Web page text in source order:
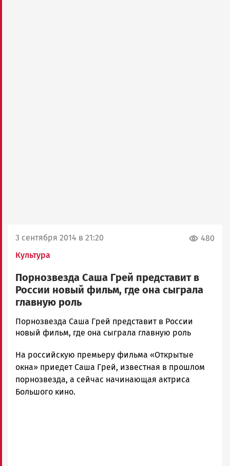
3 сентября 2014 в 21:20
Культура
480
Порнозвезда Саша Грей представит в
России новый фильм, где она сыграла
главную роль
admintimur
Новости
и
Карелии
|
Петрозаводск
Порнозвезда Саша Грей представит в России
новый фильм, где она сыграла главную роль
На российскую премьеру фильма «Открытые
окна» приедет Саша Грей, известная в прошлом
порнозвезда, а сейчас начинающая актриса
Большого кино.